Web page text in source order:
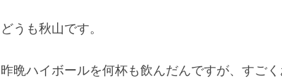
どうも秋山です。
昨晩ハイボールを何杯も飲んだんですが、すご